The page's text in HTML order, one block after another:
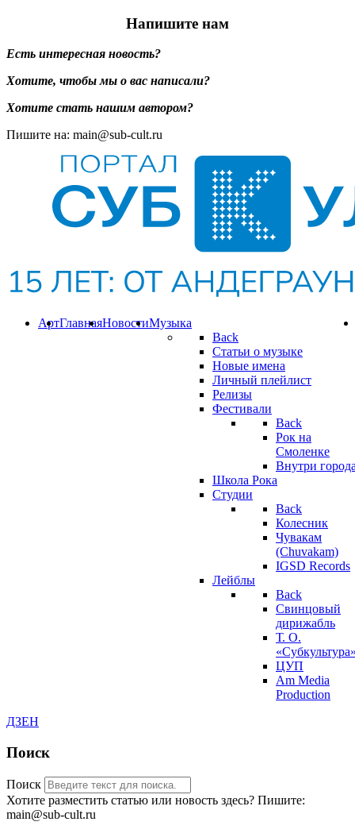
Напишите нам
Есть интересная новость?
Хотите, чтобы мы о вас написали?
Хотите стать нашим автором?
Пишите на: main@sub-cult.ru
Музыка
Back
Статьи о музыке
Новые имена
Личный плейлист
Релизы
Фестивали
Back
Рок на
Смоленке
Внутри
Школа Рока
Студии
Back
Колесник
Чувакам
(Chuvakam)
IGSD Records
Лейблы
Back
Свинцовый
дирижабль
Т. О.
ЦУП
Am Media
Production
Новости
Главная
Арт
ДЗЕН
Поиск
Поиск
Хотите разместить статью или новость здесь? Пишите:
main@sub-cult.ru